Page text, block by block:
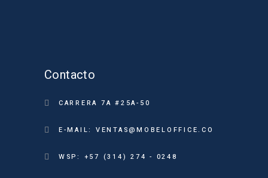
Contacto
CARRERA 7A #25A-50
E-MAIL: VENTAS@MOBELOFFICE.CO
WSP: +57 (314) 274 - 0248